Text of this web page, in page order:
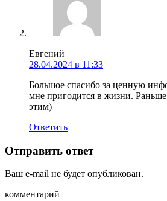
Евгений
28.04.2024 в 11:33
Большое спасибо за ценную
мне пригодится в жизни.
этим)
Ответить
Отправить ответ
Ваш e-mail не будет опубликован.
комментарий